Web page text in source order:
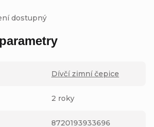
dostupný
Dívčí zimní čepice
2 roky
8720193933696